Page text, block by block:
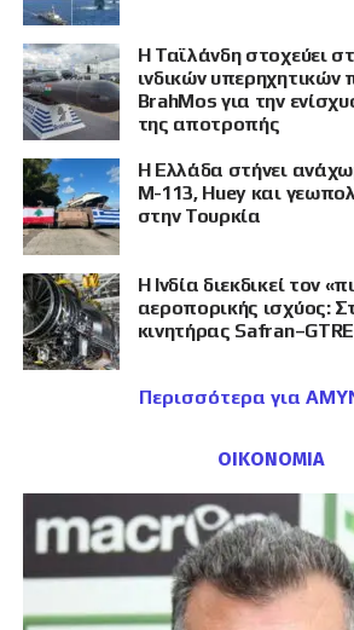
Η Ταϊλάνδη στοχεύει
ινδικών υπερηχητικών
BrahMos για την
της αποτροπής
Η Ελλάδα στήνει
M-113, Huey και
στην Τουρκία
Η Ινδία διεκδικεί τον
αεροπορικής ισχύος:
κινητήρας
Περισσότερα για
ΟΙΚΟΝΟΜΙΑ